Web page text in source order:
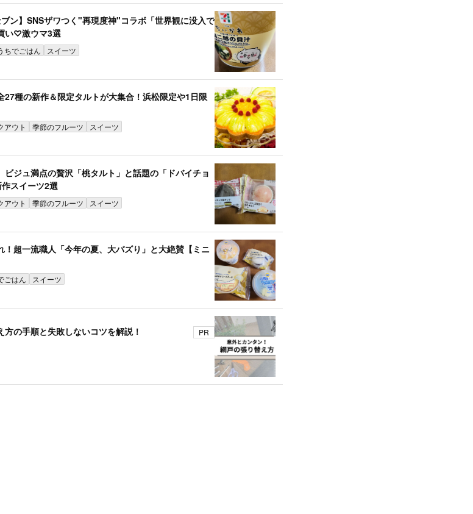
ン】SNSザワつく"再現度神"コラボ「世界観に没入で
い♡激ウマ3選
ちでごはん スイーツ
種の新作＆限定タルトが大集合！浜松限定や1日限
アウト 季節のフルーツ スイーツ
ジュ満点の贅沢「桃タルト」と話題の「ドバイチョ
スイーツ2選
アウト 季節のフルーツ スイーツ
超一流職人「今年の夏、大バズり」と大絶賛【ミニ
ごはん スイーツ
方の手順と失敗しないコツを解説！ PR